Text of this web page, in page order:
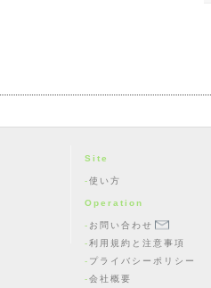
Site
使い方
Operation
お問い合わせ
利用規約と注意事項
プライバシーポリシー
会社概要